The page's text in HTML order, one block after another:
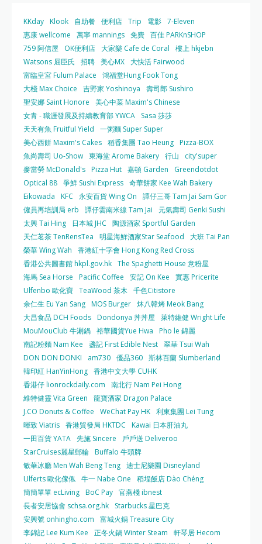
KKday Klook 自助餐 便利店 Trip 電影 7-Eleven
惠康 wellcome
萬寧 mannings 免費 百佳 PARKnSHOP
759 阿信屋
OK便利店 大家樂 Cafe de Coral
樓上 hkjebn
Watsons 屈臣氏
招聘 美心MX 大快活 Fairwood
富臨皇宮 Fulum Palace
鴻福堂Hung Fook Tong
大棧 Max Choice
吉野家 Yoshinoya
壽司郎 Sushiro
聖安娜 Saint Honore
美心中菜 Maxim's Chinese
女青 - 職涯發展及持續教育部 YWCA
Sasa 莎莎
天天有魚 Fruitful Yield
一粥麵 Super Super
美心西餅 Maxim's Cakes 稻香集團 Tao Heung Pizza-BOX
魚尚壽司 Uo-Show 東海堂 Arome Bakery 行山
city'super
麥當勞 McDonald's Pizza Hut 嘉頓 Garden
Greendotdot
Optical 88 爭鮮 Sushi Express 奇華餅家 Kee Wah Bakery
Eikowada
KFC 永安百貨 Wing On
譚仔三哥 Tam Jai Sam Gor
僱員再培訓局 erb
譚仔雲南米線 Tam Jai
元氣壽司 Genki Sushi
太興 Tai Hing
日本城 JHC
陶源酒家 Sportful Garden
天仁茗茶 TenRensTea
明星海鮮酒家Star Seafood
大班 Tai Pan
榮華 Wing Wah
香港紅十字會 Hong Kong Red Cross
香港公共圖書館 hkpl.gov.hk The Spaghetti House 意粉屋
海馬 Sea Horse
Pacific Coffee 安記 On Kee
實惠 Pricerite
Ulfenbo 歐化寶 TeaWood 茶木 千色Citistore
余仁生 Eu Yan Sang MOS Burger 炑八韓烤 Meok Bang
大昌食品 DCH Foods Dondonya 丼丼屋
萊特維健 Wright Life
MouMouClub 牛涮鍋 裕華國貨Yue Hwa
Pho le 錦麗
南記粉麵 Nam Kee
盞記 First Edible Nest 翠華 Tsui Wah
DON DON DONKI
am730 優品360 斯林百蘭 Slumberland
韓印紅 HanYinHong 香港中文大學 CUHK
香港仔 lionrockdaily.com
南北行 Nam Pei Hong
維特健靈 Vita Green
龍寶酒家 Dragon Palace
J.CO Donuts & Coffee
WeChat Pay HK 利東集團 Lei Tung
暉致 Viatris 香港貿發局 HKTDC
Kawai 日本肝油丸
一田百貨 YATA 先施 Sincere
戶戶送 Deliveroo
StarCruises麗星郵輪 Buffalo 牛頭牌
敏華冰廳 Men Wah Beng Teng 迪士尼樂園 Disneyland
Ulferts 歐化傢俬 牛一 Nabe One
稻埕飯店 Dào Chéng
簡簡單單 ecLiving BoC Pay 官燕棧 ibnest
長者安居協會 schsa.org.hk
Starbucks 星巴克
安興號 onhingho.com
富城火鍋 Treasure City
李錦記 Lee Kum Kee
正冬火鍋 Winter Steam
軒琴居 Hecom